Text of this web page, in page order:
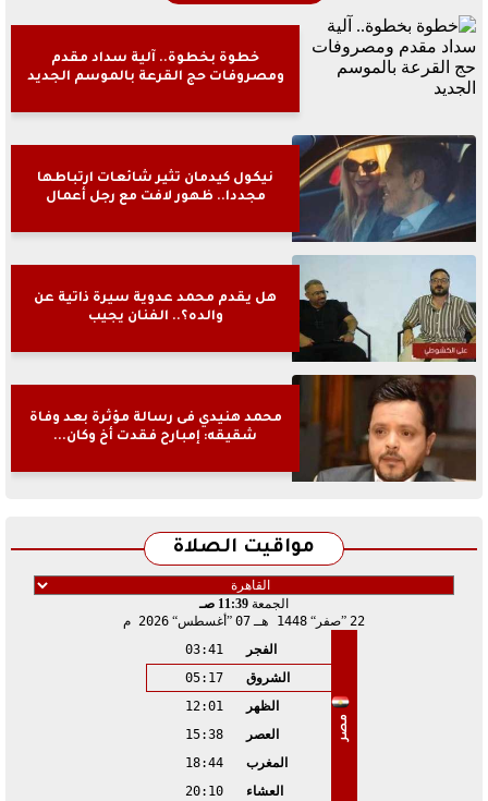
خطوة بخطوة.. آلية سداد مقدم
ومصروفات حج القرعة بالموسم الجديد
نيكول كيدمان تثير شائعات ارتباطها
مجددا.. ظهور لافت مع رجل أعمال
هل يقدم محمد عدوية سيرة ذاتية عن
والده؟.. الفنان يجيب
محمد هنيدي فى رسالة مؤثرة بعد وفاة
شقيقه: إمبارح فقدت أخ وكان...
مواقيت الصلاة
الجمعة 11:39 صـ
22 صفر 1448 هـ 07 أغسطس 2026 م
مصر
الفجر
03:41
الشروق
05:17
الظهر
12:01
العصر
15:38
المغرب
18:44
العشاء
20:10